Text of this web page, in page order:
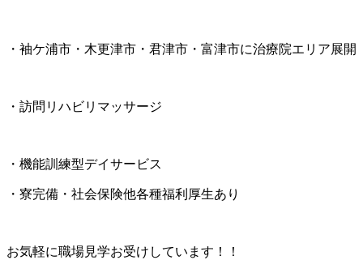
・袖ケ浦市・木更津市・君津市・富津市に治療院エリア展開
・訪問リハビリマッサージ
・機能訓練型デイサービス
・寮完備・社会保険他各種福利厚生あり
お気軽に職場見学お受けしています！！